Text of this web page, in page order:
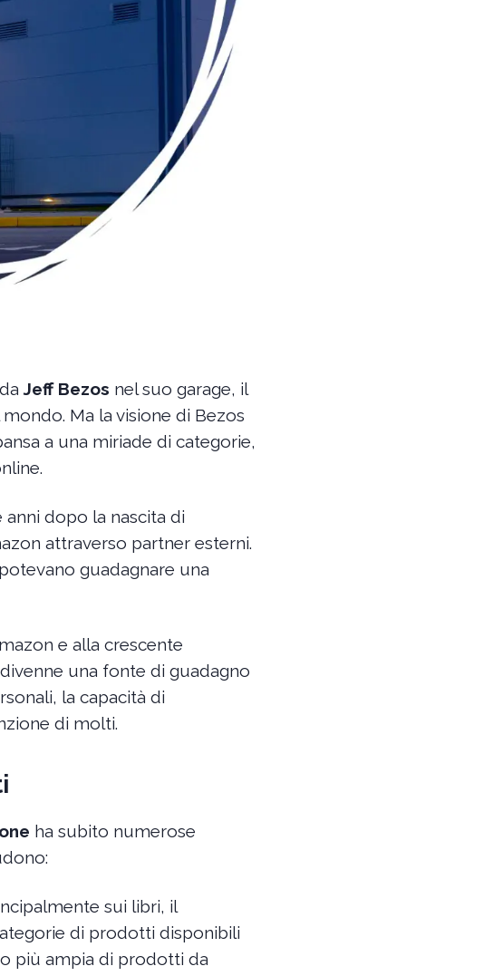
Jeff Bezos nel suo garage, il
Ma la visione di Bezos
a una miriade di categorie,
anni dopo la nascita di
attraverso partner esterni.
guadagnare una
e alla crescente
una fonte di guadagno
la capacità di
di molti.
ha subito numerose
sui libri, il
di prodotti disponibili
più ampia di prodotti da